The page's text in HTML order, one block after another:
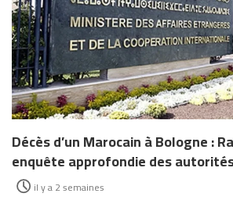
Décès d’un Marocain à Bologne :
enquête approfondie des
il y a 2 semaines